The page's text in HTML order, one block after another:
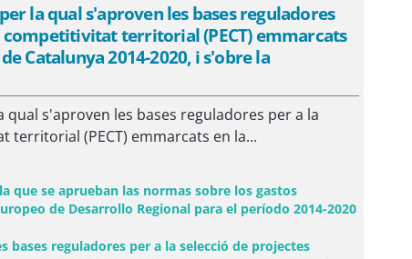
la qual s'aproven les bases reguladores
territorial (PECT) emmarcats
Catalunya 2014-2020, i s'obre la
qual s'aproven les bases reguladores per a la
(PECT) emmarcats en la...
que se aprueban las normas sobre los gastos
de Desarrollo Regional para el período 2014-2020
bases reguladores per a la selecció de projectes